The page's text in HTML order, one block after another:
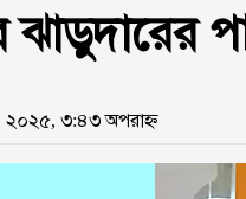
ঝাড়ুদারের
২০২৫, ৩:৪৩ অপরাহ্ন